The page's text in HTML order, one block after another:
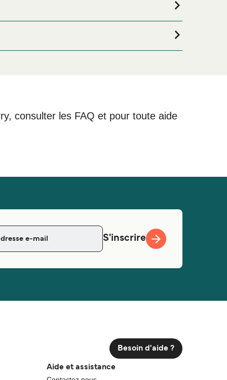
consulter les FAQ et pour toute aide
S'inscrire
Besoin d'aide ?
Aide et assistance